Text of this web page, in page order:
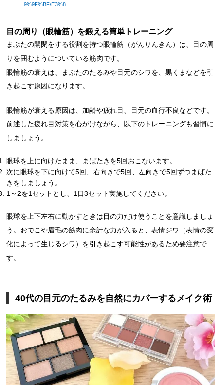
9%9F%BF/E3%8
目の周り（眼輪筋）を鍛える簡単トレーニング
まぶたの開閉をする役割を持つ眼輪筋（がんりんきん）は、目の周
りを囲むようについている筋肉です。
眼輪筋の衰えは、まぶたのたるみや目元のシワを、黒くまなどを引
き起こす原因になります。
眼輪筋が衰える原因は、加齢や疲れ目、目元の血行不良などです。
前述した疲れ目対策を心がけながら、以下のトレーニングも習慣に
しましょう。
眼球を上に向けたまま、まばたきを5回おこないます。
次に眼球を下に向けて5回、右向きで5回、左向きで5回ずつまばた
きをしましょう。
1～2を1セットとし、1日3セット実施してください。
眼球を上下左右に動かすときは目の力だけ使うことを意識しましょ
う。おでこや眉毛の筋肉に余計な力が入ると、表情ジワ（表情の変
化によって生じるシワ）を引き起こす可能性があるため要注意で
す。
40代の目元のたるみを自然にカバーするメイク術